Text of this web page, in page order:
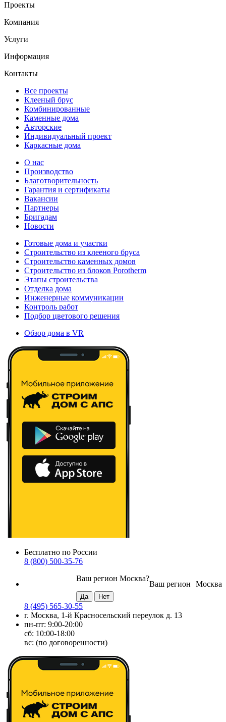
Проекты
Компания
Услуги
Информация
Контакты
Все проекты
Клееный брус
Комбинированные
Каменные дома
Авторские
Индивидуальный проект
Каркасные дома
О нас
Производство
Благотворительность
Гарантия и сертификаты
Вакансии
Партнеры
Бригадам
Новости
Готовые дома и участки
Строительство из клееного бруса
Строительство каменных домов
Строительство из блоков Porotherm
Этапы строительства
Отделка дома
Инженерные коммуникации
Контроль работ
Подбор цветового решения
Обзор дома в VR
Бесплатно по России
8 (800) 500-35-76
Москва
Ваш регион
Ваш регион Москва?
8 (495) 565-30-55
г. Москва, 1-й Красносельский переулок д. 13
пн-пт: 9:00-20:00
сб: 10:00-18:00
вс: (по договоренности)